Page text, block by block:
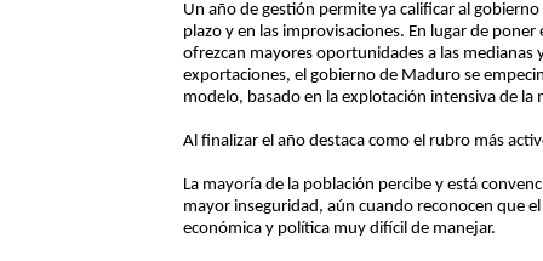
Un año de gestión permite ya calificar al
plazo y en las improvisaciones. En lugar de
ofrezcan mayores oportunidades a las medianas
exportaciones, el gobierno de Maduro se
modelo, basado en la explotación intensiva de la
Al finalizar el año destaca como el rubro más
La mayoría de la población percibe y está
mayor inseguridad, aún cuando reconocen que
económica y política muy difícil de manejar.